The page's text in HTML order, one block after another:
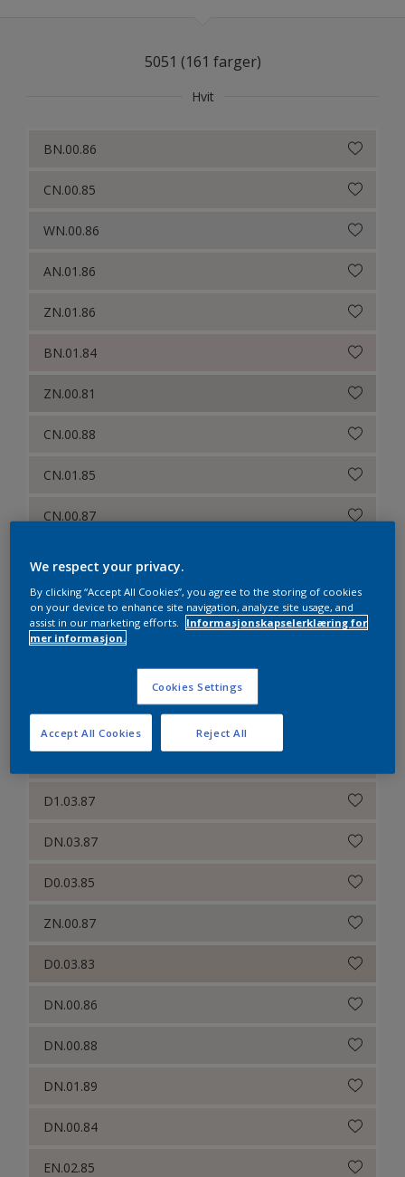
Colour Futures 18
Colour Futures 21
5051 (161 farger)
Hvit
BN.00.86
CN.00.85
WN.00.86
AN.01.86
ZN.01.86
BN.01.84
ZN.00.81
CN.00.88
CN.01.85
CN.00.87
BN.01.87
AN.01.87
CN.02.88
D1.03.87
DN.03.87
D0.03.85
ZN.00.87
D0.03.83
DN.00.86
DN.00.88
DN.01.89
DN.00.84
EN.02.85
We respect your privacy.
By clicking “Accept All Cookies”, you agree to the storing of cookies
on your device to enhance site navigation, analyze site usage, and
assist in our marketing efforts.
Informasjonskapselerklæring for
mer informasjon.
Cookies Settings
Reject All
Accept All Cookies